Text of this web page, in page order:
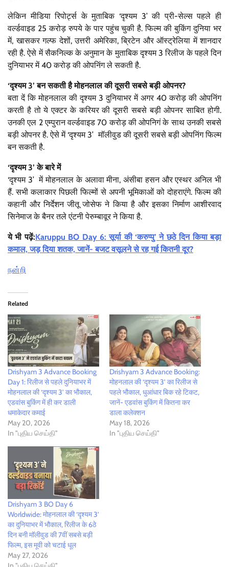
लेकिन मीडिया रिपोर्ट्स के मुताबिक ‘दृश्यम 3’ की प्री-सेल्स पहले ही
वर्ल्डवाइड 25 करोड़ रुपये के पार पहुंच चुकी है. फिल्म की बुकिंग दुनिया भर
में, खासकर गल्फ देशों, उत्तरी अमेरिका, ब्रिटेन और ऑस्ट्रेलिया में शानदार
रही है. ऐसे में सैकनिल्क के अनुमान के मुताबिक दृश्यम 3 रिलीज के पहले दिन
दुनियाभर में 40 करोड़ की ओपनिंग ले सकती है.
‘दृश्यम 3’बन सकती है मोहनलाल की दूसरी सबसे बड़ी ओपनर?
बता दें कि मोहनलाल की दृश्यम 3 दुनियाभर में अगर 40 करोड़ की ओपनिंग
करती है तो ये एक्टर के करियर की दूसरी सबसे बड़ी ओपनर साबित होगी.
उनकी एल 2 एम्पुरान वर्ल्डवाइड 70 करोड़ की ओपनिगं के साथ उनकी सबसे
बड़ी ओपनर है. ऐसे में ‘दृश्यम 3’ मॉलीवुड की दूसरी सबसे बड़ी ओपनिंग फिल्म
बन सकती है.
‘दृश्यम 3’ के बारे में
‘दृश्यम 3’ में मोहनलाल के अलावा मीना, अंसीबा हसन और एस्थर अनिल भी
हैं. सभी कलाकार पिछली फिल्मों से अपनी भूमिकाओं को दोहराएंगे. फिल्म की
कहानी और निर्देशन जीतू जोसेफ ने किया है और इसका निर्माण आशीरवाद
सिनेमाज के बैनर तले एंटनी पेरुम्बावूर ने किया है.
ये भी पढ़ें:Karuppu BO Day 6: सूर्या की ‘करुप्पु’ ने छठे दिन किया बड़ा
कमाल, जड़ दिया शतक, जानें- बजट वसूलने से रह गई कितनी दूर?
நன்றி
Related
Drishyam 3 Advance Booking
Day 1: रिलीज से पहले दुनियाभर में
मोहनलाल की ‘दृश्यम 3’ का भौकाल,
एडवांस बुकिंग में ही कर डाली
धमाकेदार कमाई
May 20, 2026
In "புதிய செய்தி"
Drishyam 3 Advance Booking:
मोहनलाल की ‘दृश्यम 3’ का रिलीज से
पहले भौकाल, धुआंधार बिक रहे टिकट,
जानें- एडवांस बुकिंग में कितना कर
डाला कलेक्शन
May 18, 2026
In "புதிய செய்தி"
Drishyam 3 BO Day 6
Worldwide: मोहनलाल की ‘दृश्यम 3’
का दुनियाभर में भौकाल, रिलीज के 6ठे
दिन बनी मॉलीवुड की 7वीं सबसे बड़ी
फिल्म, इस मूवी को चटाई धूल
May 27, 2026